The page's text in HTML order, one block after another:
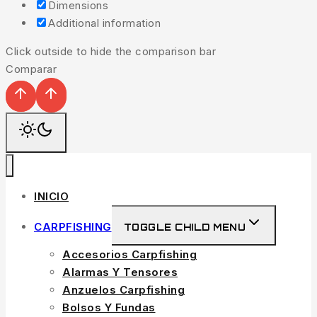
Dimensions
Additional information
Click outside to hide the comparison bar
Comparar
INICIO
CARPFISHING TOGGLE CHILD MENU
Accesorios Carpfishing
Alarmas Y Tensores
Anzuelos Carpfishing
Bolsos Y Fundas